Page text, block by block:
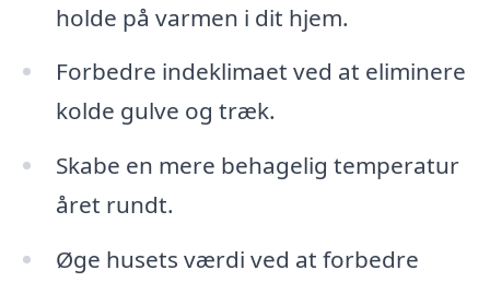
holde på varmen i dit hjem.
Forbedre indeklimaet ved at eliminere
kolde gulve og træk.
Skabe en mere behagelig temperatur
året rundt.
Øge husets værdi ved at forbedre